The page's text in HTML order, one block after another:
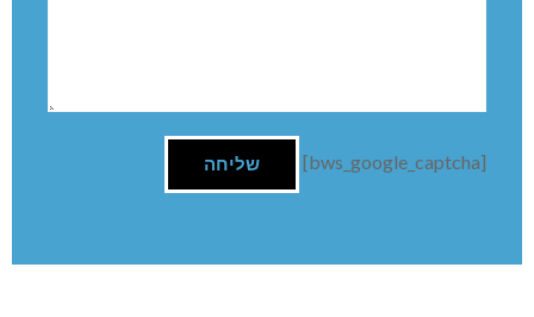
[bws_google_captcha]